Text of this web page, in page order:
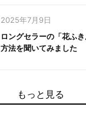
2025年7月9日
ロングセラーの「花ふ
方法を聞いてみました
手仕事だからできる“い
麻の老舗が届けたい、
中川政七商店の謎を解
100年先の日本に工芸が
中川政七商店スタッフ
【わたしの好きなもの
もっと見る